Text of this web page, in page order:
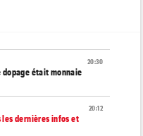
20:30
dopage était monnaie
20:12
dernières infos et